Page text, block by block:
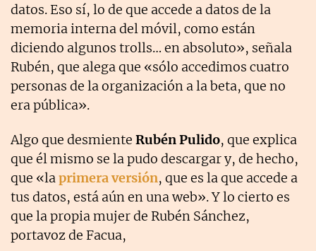
datos. Eso sí, lo de que accede a datos de la
memoria interna del móvil, como están
diciendo algunos trolls… en absoluto», señala
Rubén, que alega que «sólo accedimos cuatro
personas de la organización a la beta, que no
era pública».
Algo que desmiente Rubén Pulido, que explica
que él mismo se la pudo descargar y, de hecho,
que «laprimera versión, que es la que accede a
tus datos, está aún en una web». Y lo cierto es
que la propia mujer de Rubén Sánchez,
portavoz de Facua,